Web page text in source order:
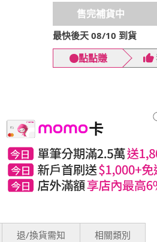
售完補貨中
最快後天 08/10 到貨
點點賺
退/換貨需知 相關類別